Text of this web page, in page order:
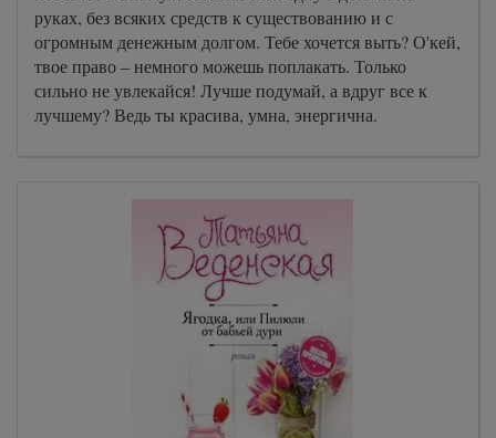
руках, без всяких средств к существованию и с
огромным денежным долгом. Тебе хочется выть? О'кей,
твое право – немного можешь поплакать. Только
сильно не увлекайся! Лучше подумай, а вдруг все к
лучшему? Ведь ты красива, умна, энергична.